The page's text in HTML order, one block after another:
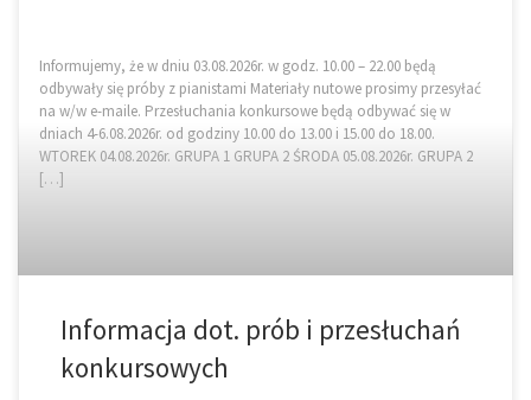
Informujemy, że w dniu 03.08.2026r. w godz. 10.00 – 22.00 będą
odbywały się próby z pianistami Materiały nutowe prosimy przesyłać
na w/w e-maile. Przesłuchania konkursowe będą odbywać się w
dniach 4-6.08.2026r. od godziny 10.00 do 13.00 i 15.00 do 18.00.
WTOREK 04.08.2026r. GRUPA 1 GRUPA 2 ŚRODA 05.08.2026r. GRUPA 2
[…]
Informacja dot. prób i przesłuchań
konkursowych